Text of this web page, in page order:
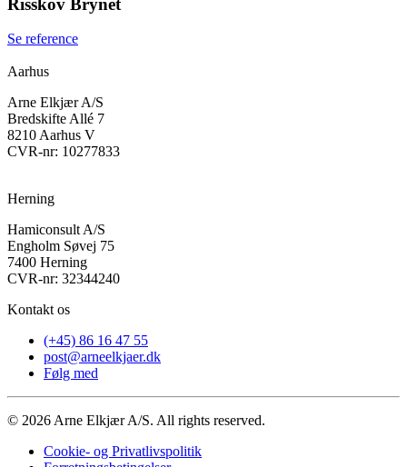
Se reference
Aarhus
Arne Elkjær A/S
Bredskifte Allé 7
8210 Aarhus V
CVR-nr: 10277833
Herning
Hamiconsult A/S
Engholm Søvej 75
7400 Herning
CVR-nr: 32344240
Kontakt os
(+45) 86 16 47 55
post@arneelkjaer.dk
Følg med
© 2026 Arne Elkjær A/S. All rights reserved.
Cookie- og Privatlivspolitik